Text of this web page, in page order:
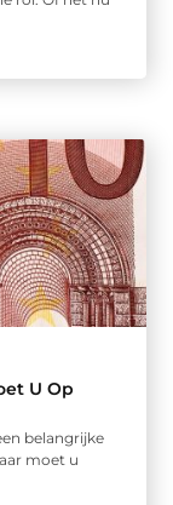
U Op
belangrijke
moet u